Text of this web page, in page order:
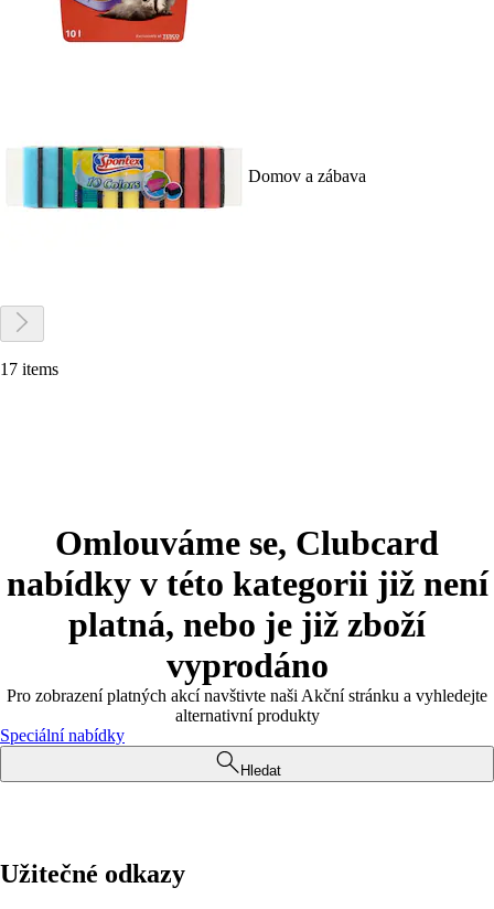
Domov a zábava
17 items
Omlouváme se, Clubcard
nabídky v této kategorii již není
platná, nebo je již zboží
vyprodáno
Pro zobrazení platných akcí navštivte naši Akční stránku a vyhledejte
alternativní produkty
Speciální nabídky
Hledat
Užitečné odkazy